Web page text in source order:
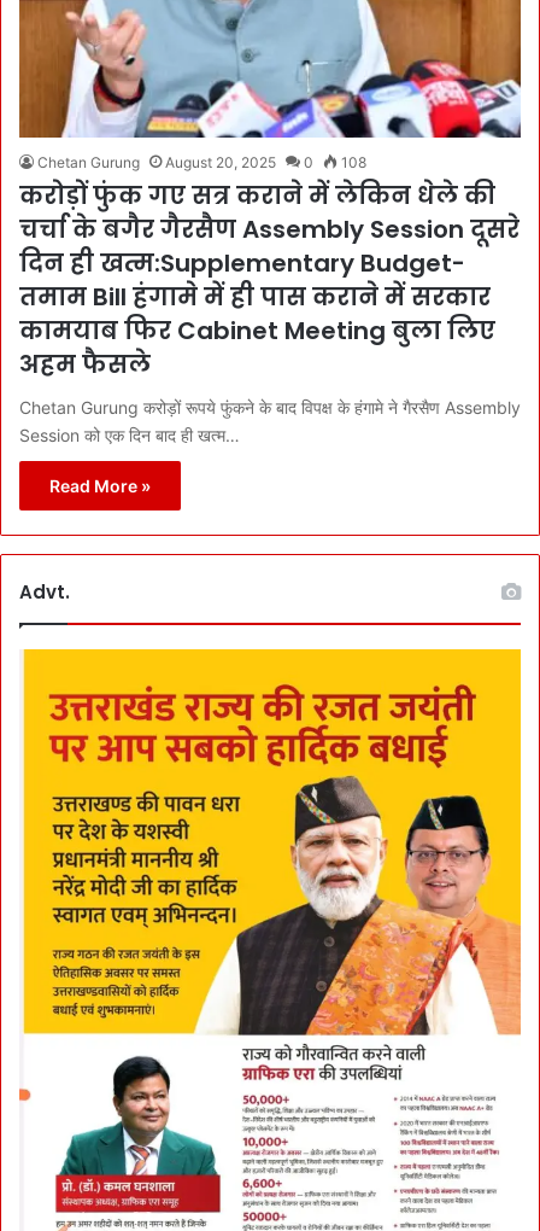
Chetan Gurung August 20, 2025 0 108
करोड़ों फुंक गए सत्र कराने में लेकिन धेले की
चर्चा के बगैर गैरसैण Assembly Session दूसरे
दिन ही खत्म:Supplementary Budget-
तमाम Bill हंगामे में ही पास कराने में सरकार
कामयाब फिर Cabinet Meeting बुला लिए
अहम फैसले
Chetan Gurung करोड़ों रूपये फुंकने के बाद विपक्ष के हंगामे ने गैरसैण Assembly
Session को एक दिन बाद ही खत्म…
Read More »
Advt.